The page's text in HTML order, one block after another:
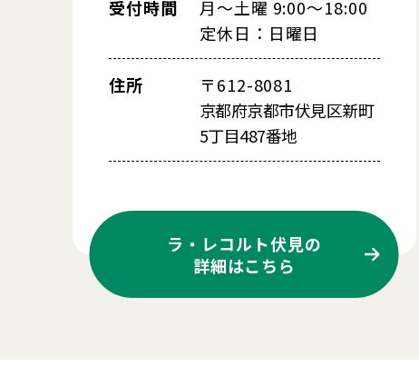
受付時間
月～土曜 9:00～18:00
定休日：日曜日
住所
〒612-8081
京都府京都市伏見区新町
5丁目487番地
ラ・レコルト伏見の
詳細はこちら